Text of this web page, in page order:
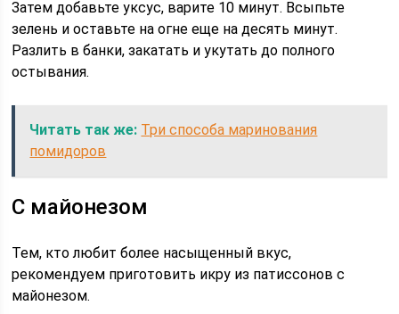
Затем добавьте уксус, варите 10 минут. Всыпьте
зелень и оставьте на огне еще на десять минут.
Разлить в банки, закатать и укутать до полного
остывания.
Читать так же: Три способа маринования
помидоров
С майонезом
Тем, кто любит более насыщенный вкус,
рекомендуем приготовить икру из патиссонов с
майонезом.